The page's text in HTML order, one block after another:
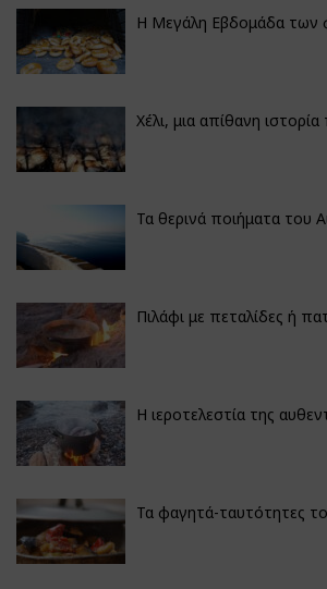
Η Μεγάλη Εβδομάδα των
Χέλι, μια απίθανη
Τα θερινά ποιήματα του
Πιλάφι με πεταλίδες ή
Η ιεροτελεστία της
Τα φαγητά-ταυτότητες